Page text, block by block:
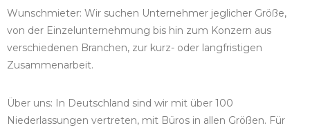
Wunschmieter: Wir suchen Unternehmer jeglicher Größe,
von der Einzelunternehmung bis hin zum Konzern aus
verschiedenen Branchen, zur kurz- oder langfristigen
Zusammenarbeit.
Über uns: In Deutschland sind wir mit über 100
Niederlassungen vertreten, mit Büros in allen Größen. Für